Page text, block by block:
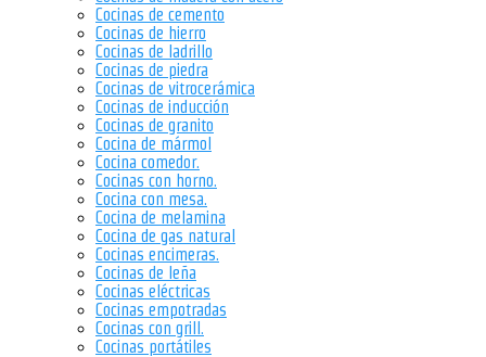
Cocinas de cemento
Cocinas de hierro
Cocinas de ladrillo
Cocinas de piedra
Cocinas de vitrocerámica
Cocinas de inducción
Cocinas de granito
Cocina de mármol
Cocina comedor.
Cocinas con horno.
Cocina con mesa.
Cocina de melamina
Cocina de gas natural
Cocinas encimeras.
Cocinas de leña
Cocinas eléctricas
Cocinas empotradas
Cocinas con grill.
Cocinas portátiles